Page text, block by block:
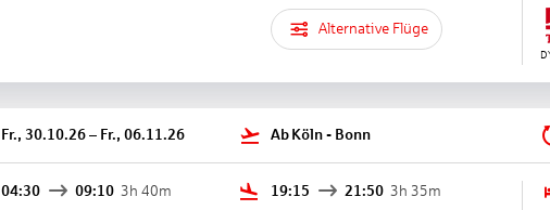
Alternative Flüge
Fr., 30.10.26 – Fr., 06.11.26 Ab Köln - Bonn
04:30 09:10 3h 40m
19:15 21:50 3h 35m